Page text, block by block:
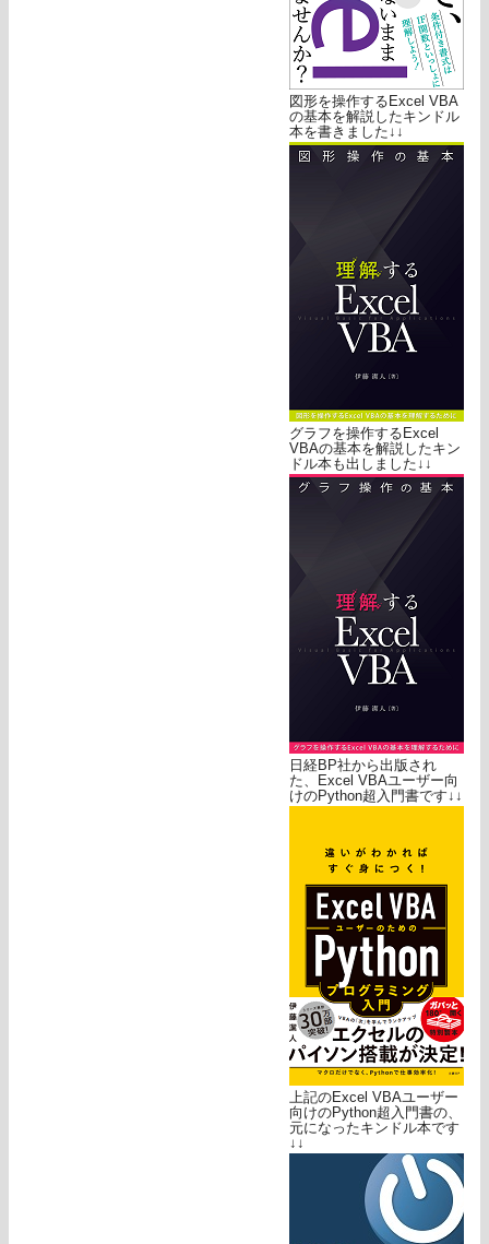
図形を操作するExcel VBA
の基本を解説したキンドル
本を書きました↓↓
グラフを操作するExcel
VBAの基本を解説したキン
ドル本も出しました↓↓
日経BP社から出版され
た、Excel VBAユーザー向
けのPython超入門書です↓↓
上記のExcel VBAユーザー
向けのPython超入門書の、
元になったキンドル本です
↓↓